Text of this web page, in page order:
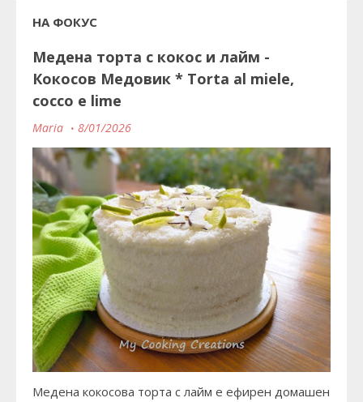
НА ФОКУС
Медена торта с кокос и лайм -
Кокосов Медовик * Torta al miele,
cocco e lime
Maria 8/01/2026
Медена кокосова торта с лайм е ефирен домашен